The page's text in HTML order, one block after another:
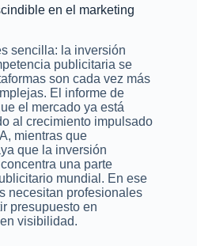
en el marketing
sencilla: la inversión
publicitaria se
son cada vez más
El informe de
el mercado ya está
al crecimiento impulsado
mientras que
que la inversión
concentra una parte
mundial. En ese
necesitan profesionales
presupuesto en
visibilidad.